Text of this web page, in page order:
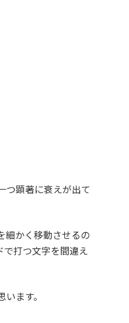
つ顕著に衰えが出て
細かく移動させるの
打つ文字を間違え
ます。